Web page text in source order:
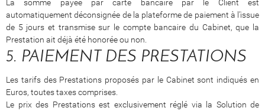
La somme payée par carte bancaire par le Client est
automatiquement déconsignée de la plateforme de paiement à l’issue
de 5 jours et transmise sur le compte bancaire du Cabinet, que la
Prestation ait déjà été honorée ou non.
5. PAIEMENT DES PRESTATIONS
Les tarifs des Prestations proposés par le Cabinet sont indiqués en
Euros, toutes taxes comprises.
Le prix des Prestations est exclusivement réglé via la Solution de